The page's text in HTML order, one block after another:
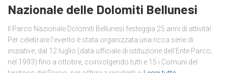
Nazionale delle Dolomiti Bellunesi
Il Parco Nazionale Dolomiti Bellunesi festeggia 25 anni di attività!
Per celebrare l’evento è stata organizzata una ricca serie di
iniziative, dal 12 luglio (data ufficiale di istituzione dell’Ente Parco,
nel 1993) fino a ottobre, coinvolgendo tutti e 15 i Comuni del